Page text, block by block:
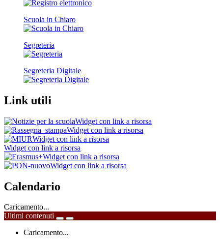
Scuola in Chiaro
Segreteria
Segreteria Digitale
Link utili
Widget con link a risorsa
Widget con link a risorsa
Widget con link a risorsa
Widget con link a risorsa
Widget con link a risorsa
Widget con link a risorsa
Calendario
Caricamento...
Ultimi contenuti
Caricamento...